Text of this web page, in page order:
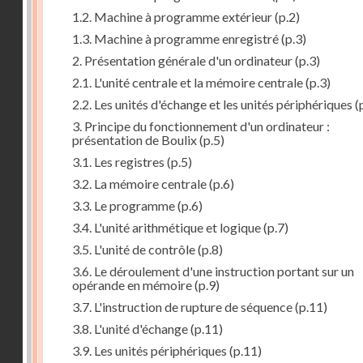
1.2. Machine à programme extérieur(p.2)
1.3. Machine à programme enregistré(p.3)
2. Présentation générale d'un ordinateur(p.3)
2.1. L'unité centrale et la mémoire centrale(p.3)
2.2. Les unités d'échange et les unités périphériques
3. Principe du fonctionnement d'un ordinateur :
présentation de Boulix(p.5)
3.1. Les registres (p.5)
3.2. La mémoire centrale(p.6)
3.3. Le programme(p.6)
3.4. L'unité arithmétique et logique(p.7)
3.5. L'unité de contrôle(p.8)
3.6. Le déroulement d'une instruction portant sur un
opérande en mémoire(p.9)
3.7. L'instruction de rupture de séquence(p.11)
3.8. L'unité d'échange(p.11)
3.9. Les unités périphériques (p.11)